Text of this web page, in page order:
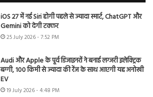
iOS 27 में नई Siri होगी पहले से ज्यादा स्मार्ट, ChatGPT और
Gemini को देगी टक्कर
25 July 2026 - 7:52 PM
Audi और Apple के पूर्व डिजाइनरों ने बनाई लग्जरी इलेक्ट्रिक
बग्गी, 100 किमी से ज्यादा की रेंज के साथ आएगी यह अनोखी
EV
19 July 2026 - 4:48 PM